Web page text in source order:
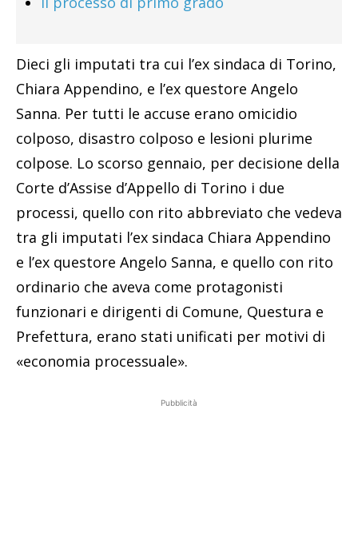
Dieci gli imputati tra cui l’ex sindaca di Torino,
Chiara Appendino, e l’ex questore Angelo
Sanna. Per tutti le accuse erano omicidio
colposo, disastro colposo e lesioni plurime
colpose. Lo scorso gennaio, per decisione della
Corte d’Assise d’Appello di Torino i due
processi, quello con rito abbreviato che vedeva
tra gli imputati l’ex sindaca Chiara Appendino
e l’ex questore Angelo Sanna, e quello con rito
ordinario che aveva come protagonisti
funzionari e dirigenti di Comune, Questura e
Prefettura, erano stati unificati per motivi di
«economia processuale».
Pubblicità